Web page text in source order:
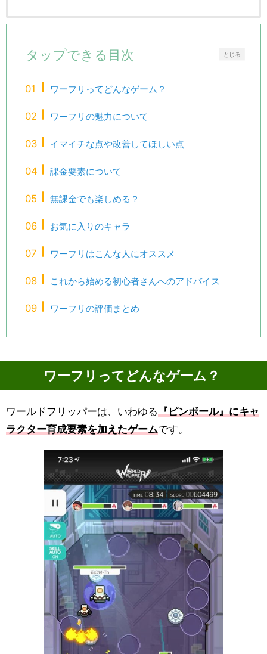
とじる
タップできる目次
ワーフリってどんなゲーム？
ワーフリの魅力について
イマイチな点や改善してほしい点
課金要素について
無課金でも楽しめる？
お気に入りのキャラ
ワーフリはこんな人にオススメ
これから始める初心者さんへのアドバイス
ワーフリの評価まとめ
ワーフリってどんなゲーム？
ワールドフリッパーは、いわゆる『ピンボール』にキャ
ラクター育成要素を加えたゲームです。